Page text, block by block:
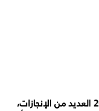
العديدمن الإنجازات،